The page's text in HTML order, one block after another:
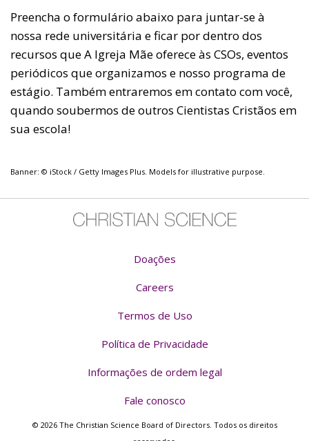
Preencha o formulário abaixo para juntar-se à
nossa rede universitária e ficar por dentro dos
recursos que A Igreja Mãe oferece às CSOs, eventos
periódicos que organizamos e nosso programa de
estágio. Também entraremos em contato com você,
quando soubermos de outros Cientistas Cristãos em
sua escola!
Banner: © iStock / Getty Images Plus. Models for illustrative purpose.
Doações
Careers
Termos de Uso
Política de Privacidade
Informações de ordem legal
Fale conosco
© 2026 The Christian Science Board of Directors. Todos os direitos